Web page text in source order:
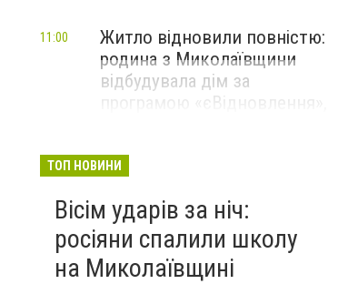
Житло відновили повністю:
родина з Миколаївщини
відбудувала дім за
програмою «єВідновлення»,
11:00
ТОП НОВИНИ
Вісім ударів за ніч:
росіяни спалили школу
на Миколаївщині